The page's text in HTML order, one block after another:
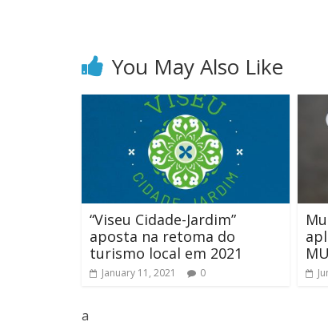
You May Also Like
“Viseu Cidade-Jardim”
aposta na retoma do
turismo local em 2021
January 11, 2021 0
a